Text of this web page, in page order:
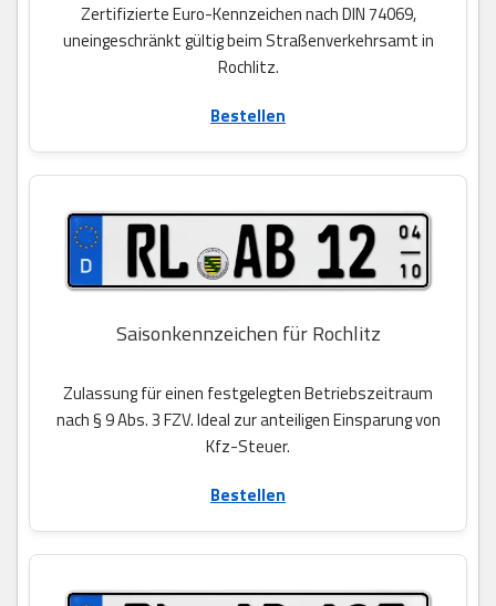
Zertifizierte Euro-Kennzeichen nach DIN 74069,
uneingeschränkt gültig beim Straßenverkehrsamt in
Rochlitz.
Bestellen
Saisonkennzeichen für Rochlitz
Zulassung für einen festgelegten Betriebszeitraum
nach § 9 Abs. 3 FZV. Ideal zur anteiligen Einsparung von
Kfz-Steuer.
Bestellen